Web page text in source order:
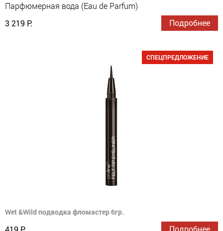
Парфюмерная вода (Eau de Parfum)
3 219 Р.
Подробнее
СПЕЦПРЕДЛОЖЕНИЕ
Wet &Wild подводка фломастер 6гр.